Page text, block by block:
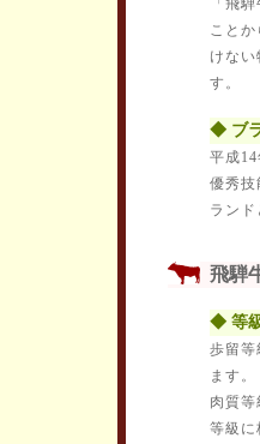
「飛
こと
けな
す。
◆ ブ
平成
優秀技
ランド
飛騨
◆ 等
歩留等
ます。
肉質
等級に